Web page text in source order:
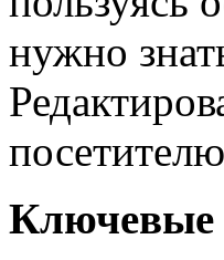
нужно
Ключевые